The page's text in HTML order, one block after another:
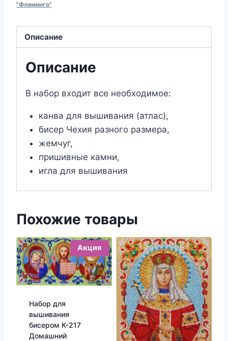
бисером
Икона
Божией
Матери
Купина"
"Фламинго"
Описание
Описание
В набор входит все необходимое:
канва для вышивания (атлас),
бисер Чехия разного размера,
жемчуг,
пришивные камни,
игла для вышивания
Похожие товары
Акция
Набор для
вышивания
бисером К-217
Домашний